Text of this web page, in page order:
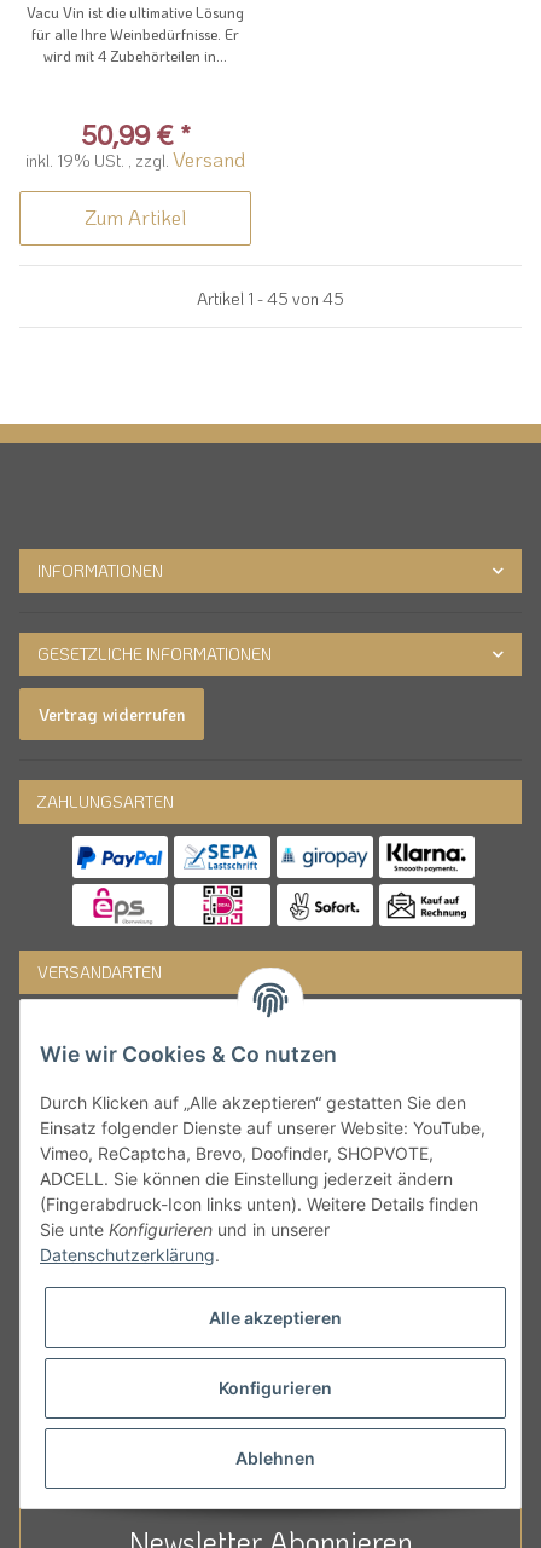
Vacu Vin ist die ultimative Lösung
für alle Ihre Weinbedürfnisse. Er
wird mit 4 Zubehörteilen in...
50,99 € *
inkl. 19% USt. , zzgl. Versand
Zum Artikel
Artikel 1 - 45 von 45
INFORMATIONEN
GESETZLICHE INFORMATIONEN
Vertrag widerrufen
ZAHLUNGSARTEN
VERSANDARTEN
Ein gutes Buch auf dem Sofa oder die un- vergessliche Party bei
deinen besten Freunden.
Genau diese Momente sollen in unserenNetzwerken
widergespiegelt werden Wir freuen uns auf eure Unterstützung.
Zeitfurwein
Bei zeit-für-wein können Sie Premium Weine aus Moldawien
Querschnitt guter bis sehr guter Weine aus den bekanntesten
moldawischen Anbaugebieten.
Wie wir Cookies & Co nutzen
Durch Klicken auf „Alle akzeptieren“ gestatten Sie den
Einsatz folgender Dienste auf unserer Website: YouTube,
Vimeo, ReCaptcha, Brevo, Doofinder, SHOPVOTE,
ADCELL. Sie können die Einstellung jederzeit ändern
(Fingerabdruck-Icon links unten). Weitere Details finden
Sie unte Konfigurieren und in unserer
Datenschutzerklärung.
Alle akzeptieren
Konfigurieren
Ablehnen